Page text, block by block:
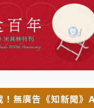
！無廣告《知新聞》